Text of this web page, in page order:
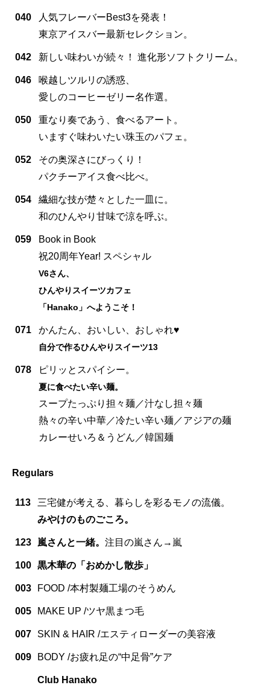
040
人気フレーバーBest3を発表！
東京アイスバー最新セレクション。
042 新しい味わいが続々！ 進化形ソフトクリーム。
046
喉越しツルリの誘惑、
愛しのコーヒーゼリー名作選。
050
重なり奏であう、食べるアート。
いますぐ味わいたい珠玉のパフェ。
052
その奥深さにびっくり！
パクチーアイス食べ比べ。
054
繊細な技が楚々とした一皿に。
和のひんやり甘味で涼を呼ぶ。
059
Book in Book
祝20周年Year! スペシャル
V6さん、
ひんやりスイーツカフェ
「Hanako」へようこそ！
071 かんたん、おいしい、おしゃれ♥
自分で作るひんやりスイーツ13
078 ピリッとスパイシー。
夏に食べたい辛い麺。
スープたっぷり担々麺／汁なし担々麺
熱々の辛い中華／冷たい辛い麺／アジアの麺
カレーせいろ＆うどん／韓国麺
Regulars
113
三宅健が考える、暮らしを彩るモノの流儀。
みやけのものごころ。
123 嵐さんと一緒。 注目の嵐さん→嵐
100 黒木華の「おめかし散歩」
003 FOOD /本村製麺工場のそうめん
005 MAKE UP /ツヤ黒まつ毛
007 SKIN & HAIR /エスティローダーの美容液
009 BODY /お疲れ足の“中足骨”ケア
Club Hanako